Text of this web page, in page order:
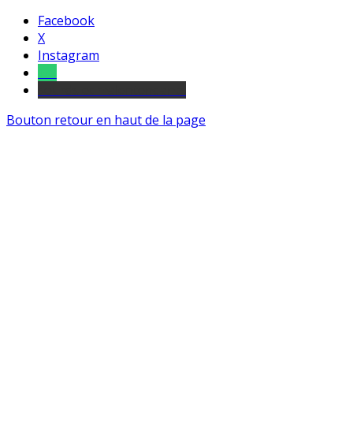
Facebook
X
Instagram
Bouton retour en haut de la page